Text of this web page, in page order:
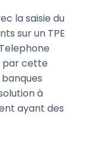
la saisie du
sur un TPE
par cette
à
ayant des